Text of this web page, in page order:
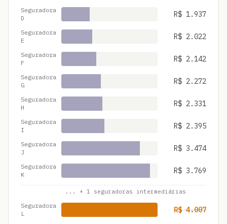
Seguradora
D
R$ 1.937
Seguradora
E
R$ 2.022
Seguradora
F
R$ 2.142
Seguradora
G
R$ 2.272
Seguradora
H
R$ 2.331
Seguradora
I
R$ 2.395
Seguradora
J
R$ 3.474
Seguradora
K
R$ 3.769
... + 1 seguradoras intermediárias
Seguradora
L
R$4.007